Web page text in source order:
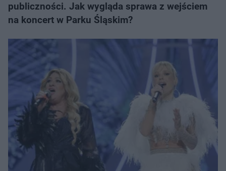
publiczności. Jak wygląda sprawa z wejściem
na koncert w Parku Śląskim?